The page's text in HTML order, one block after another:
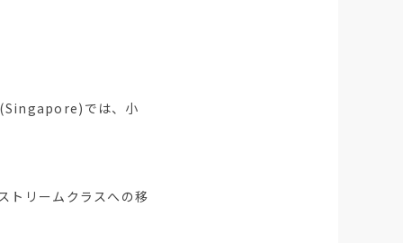
では、小
トリームクラスへの移